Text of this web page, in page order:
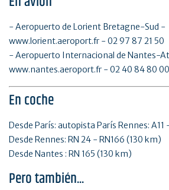
- Aeropuerto de Lorient Bretagne-Sud -
www.lorient.aeroport.fr - 02 97 87 21 50
- Aeropuerto Internacional de Nantes-
www.nantes.aeroport.fr - 02 40 84 80 00
En coche
Desde París: autopista París Rennes:
Desde Rennes: RN 24 - RN166 (130 km)
Desde Nantes : RN 165 (130 km)
Pero también...